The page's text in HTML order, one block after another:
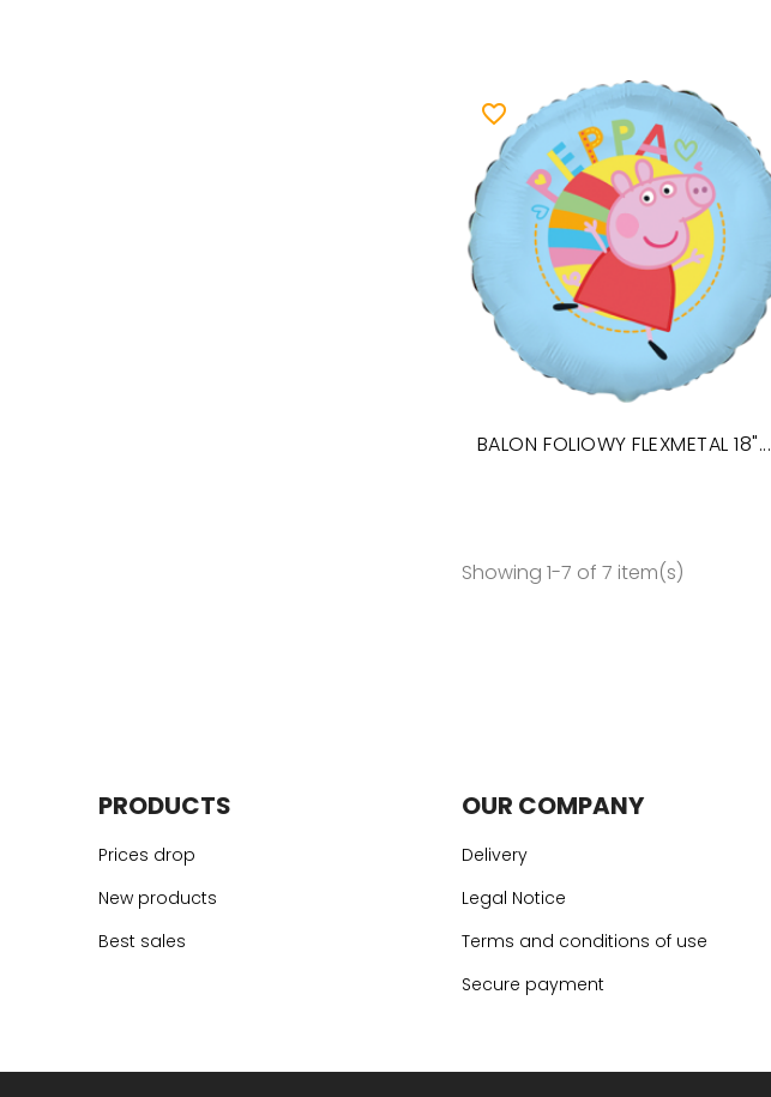
BALON FOLIOWY FLEXMETAL 18"...
favorite_border
Showing 1-7 of 7 item(s)
PRODUCTS
Prices drop
New products
Best sales
OUR COMPANY
Delivery
Legal Notice
Terms and conditions of use
Secure payment